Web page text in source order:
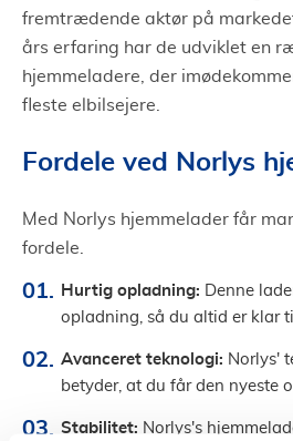
fremtrædende aktør på
års erfaring har de udviklet en
hjemmeladere, der
fleste elbilsejere.
Fordele ved Norlys
Med Norlys hjemmelader får
fordele.
Hurtig opladning: Denne
opladning, så du altid er klar
Avanceret teknologi: Norlys'
betyder, at du får den nyeste
Stabilitet: Norlys's